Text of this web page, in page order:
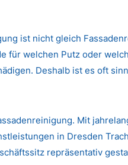
ist nicht gleich
für welchen Putz oder
Deshalb ist es oft
Mit
in Dresden
repräsentativ